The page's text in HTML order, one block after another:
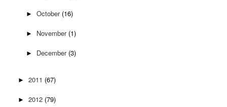
► October (16)
► November (1)
► December (3)
► 2011 (67)
► 2012 (79)